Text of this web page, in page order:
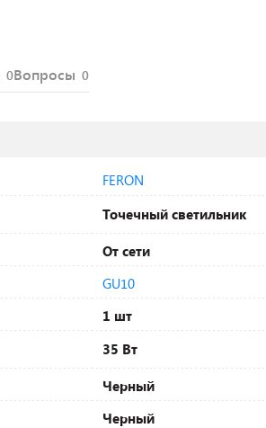
0Вопросы 0
FERON
Точечный светильник
От сети
GU10
1 шт
35 Вт
Черный
Черный